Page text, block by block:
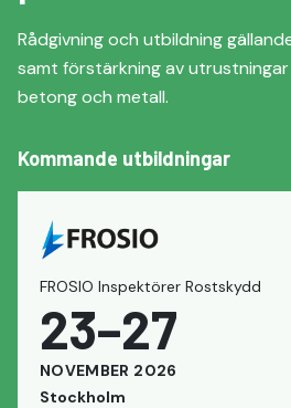
Rådgivning och utbildning
samt förstärkning av
betong och metall.
Kommande utbildningar
FROSIO Inspektörer Rostskydd
23–27
NOVEMBER 2026
Stockholm